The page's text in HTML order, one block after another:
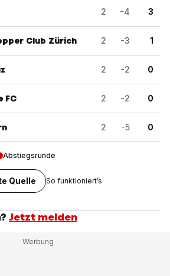
2 -4 3
Club Zürich 2 -3 1
2 -2 0
FC 2 -2 0
2 -5 0
Abstiegsrunde
Quelle So funktioniert’s
Jetzt melden